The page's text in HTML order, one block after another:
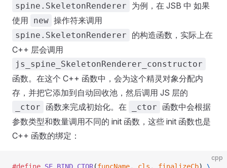
spine.SkeletonRenderer
为例，在 JSB 中 如果
使用
new 操作符来调用
spine.SkeletonRenderer
的构造函数，实际上在
C++ 层会调用
js_spine_SkeletonRenderer_constructor
函数。在这个 C++ 函数中，会为这个精灵对象分配内
存，并把它添加到自动回收池，然后调用 JS 层的
_ctor 函数来完成初始化。在 _ctor
函数中会根据
参数类型和数量调用不同的 init 函数，这些 init 函数也是
C++ 函数的绑定：
cpp